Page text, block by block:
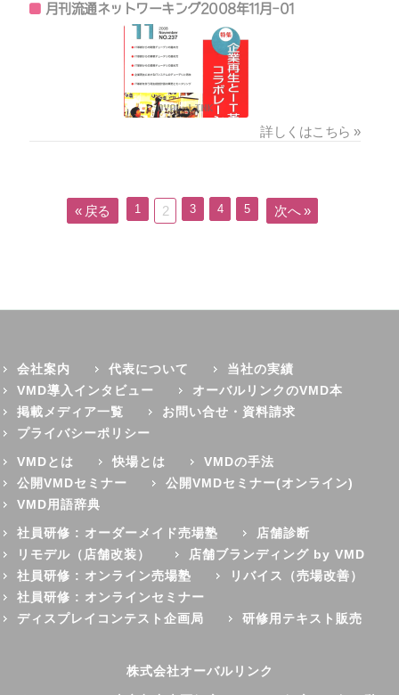
月刊流通ネットワーキング2008年11月-01
詳しくはこちら »
« 戻る 1 2 3 4 5 次へ »
会社案内 代表について
当社の実績
VMD導入インタビュー
オーバルリンクのVMD本
掲載メディア一覧
お問い合せ・資料請求
プライバシーポリシー
VMDとは
快場とは
VMDの手法
公開VMDセミナー
公開VMDセミナー(オンライン)
VMD用語辞典
社員研修 : オーダーメイド売場塾
店舗診断
リモデル（店舗改装）
店舗ブランディング by VMD
社員研修 : オンライン売場塾
リバイス（売場改善）
社員研修 : オンラインセミナー
ディスプレイコンテスト企画局
研修用テキスト販売
株式会社オーバルリンク